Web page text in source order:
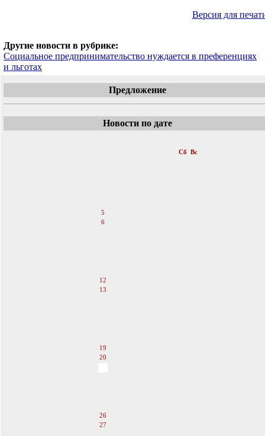
Версия для
Другие новости в рубрике:
Социальное предпринимательство нуждается в преференциях
и льготах
Предложение
Новости по дате
Сб Вс
5
6
12
13
19
20
26
27